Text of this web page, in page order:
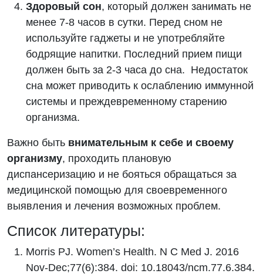
Здоровый сон, который должен занимать не
менее 7-8 часов в сутки. Перед сном не
используйте гаджеты и не употребляйте
бодрящие напитки. Последний прием пищи
должен быть за 2-3 часа до сна. Недостаток
сна может приводить к ослаблению иммунной
системы и преждевременному старению
организма.
Важно быть внимательным к себе и своему
организму, проходить плановую
диспансеризацию и не бояться обращаться за
медицинской помощью для своевременного
выявления и лечения возможных проблем.
Список литературы:
Morris PJ. Women’s Health. N C Med J. 2016
Nov-Dec;77(6):384. doi: 10.18043/ncm.77.6.384.